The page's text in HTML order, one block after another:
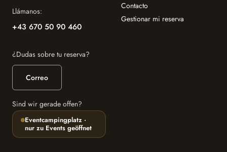
Llámanos:
+43 670 50 90 460
¿Dudas sobre tu reserva?
Correo
Sind wir gerade offen?
Eventcampingplatz ·
nur zu Events geöffnet
Contacto
Gestionar mi reserva